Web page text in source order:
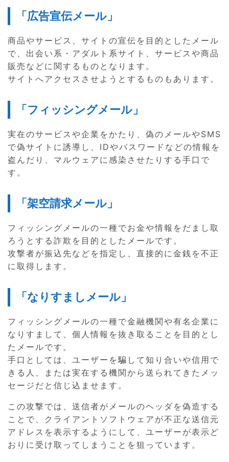
「広告宣伝メール」
商品やサービス、サイトの宣伝を目的としたメール
で、出会い系・アダルト系サイト、サービスや商品
販売などに関するものとなります。
サイトへアクセスさせようとするものもあります。
「フィッシングメール」
実在のサービスや企業をかたり、偽のメールやSMS
で偽サイトに誘導し、IDやパスワードなどの情報を
盗んだり、マルウェアに感染させたりする手口で
す。
「架空請求メール」
フィッシングメールの一種でお金や情報をだまし取
ろうとする詐欺を目的としたメールです。
攻撃者が振込先などを指定し、直接的に金銭を不正
に取得します。
「なりすましメール」
フィッシングメールの一種で金融機関や有名企業に
なりすまして、個人情報を抜き取ることを目的とし
たメールです。
手口としては、ユーザーを騙して知り合いや信用で
きる人、または実在する機関から送られてきたメッ
セージだと信じ込ませます。
この攻撃では、送信者がメールのヘッダを偽造する
ことで、クライアントソフトウェアが不正な送信元
アドレスを表示するようにして、ユーザーが表示ど
おりに受け取ってしまうことを狙っています。